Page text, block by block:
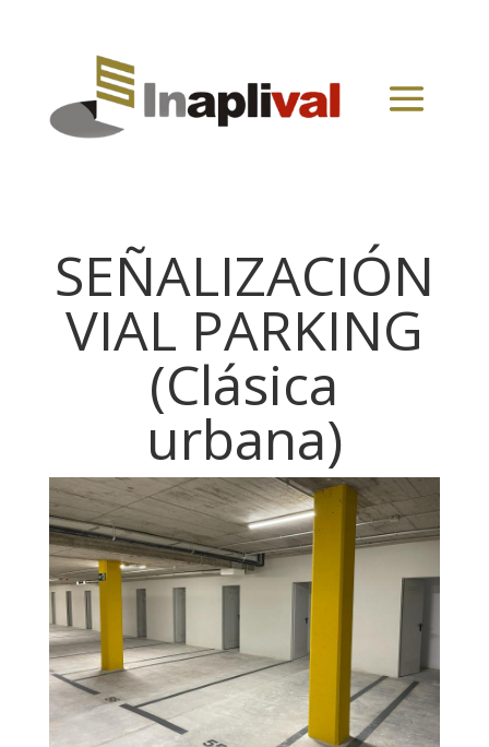
SEÑALIZACIÓN
VIAL PARKING
(Clásica
urbana)